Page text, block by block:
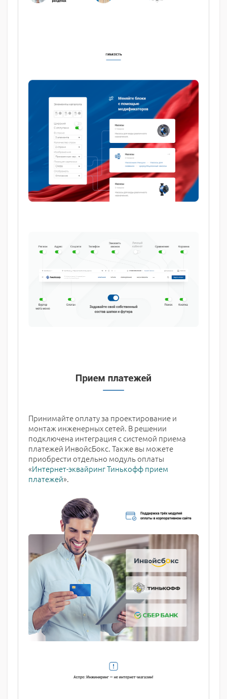
Принимайте оплату за проектирование и
монтаж инженерных сетей. В решении
подключена интеграция с системой приема
платежей ИнвойсБокс. Также вы можете
приобрести отдельно модуль оплаты
«Интернет-эквайринг Тинькофф прием
платежей».